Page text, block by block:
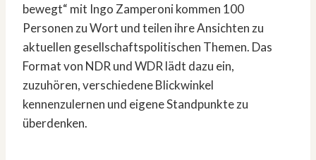
bewegt“ mit Ingo Zamperoni kommen 100
Personen zu Wort und teilen ihre Ansichten zu
aktuellen gesellschaftspolitischen Themen. Das
Format von NDR und WDR lädt dazu ein,
zuzuhören, verschiedene Blickwinkel
kennenzulernen und eigene Standpunkte zu
überdenken.